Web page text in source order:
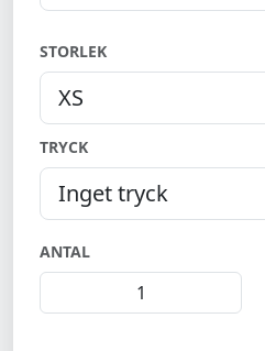
STORLEK
TRYCK
ANTAL